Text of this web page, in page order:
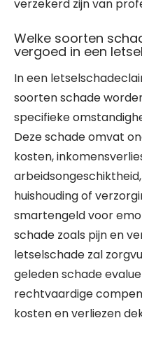
verzekerd zijn van
Welke soorten
vergoed in een
In een
soorten schade
specifieke
Deze schade omvat
kosten,
huishouding of
smartengeld voor
schade zoals pijn en
letselschade zal
geleden schade
rechtvaardige
kosten en verliezen